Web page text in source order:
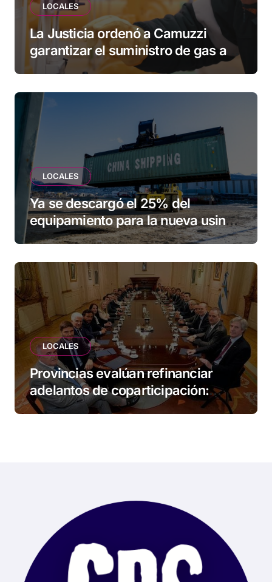
LOCALES
La Justicia ordenó a Camuzzi
garantizar el suministro de gas a
una familia de Tolhuin
LOCALES
Ya se descargó el 25% del
equipamiento para la nueva usina
de Ushuaia
LOCALES
Provincias evalúan refinanciar
adelantos de coparticipación:
Tierra del Fuego, entre las